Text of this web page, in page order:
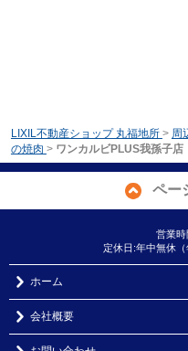
LIXIL不動産ショップ 丸福地所 > 周
の焼肉 > ワンカルビPLUS我孫子店
ペー
営業時
定休日:年中無休
ホーム
会社概要